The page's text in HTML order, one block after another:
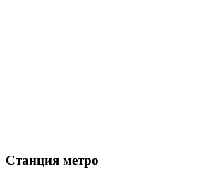
Станция метро